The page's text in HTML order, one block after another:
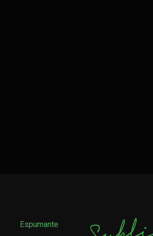
Espumante